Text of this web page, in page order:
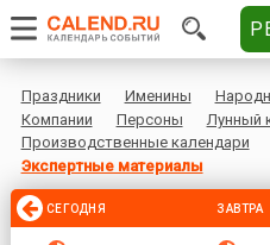
Праздники Именины
Компании
Персоны
Лунный
Производственные календари
Экспертные материалы
СЕГОДНЯ ЗАВТРА